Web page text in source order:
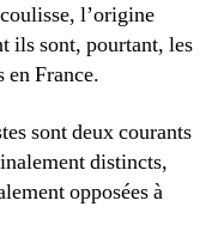
l’origine
ils sont, pourtant, les
en France.
sont deux courants
distincts,
opposées à